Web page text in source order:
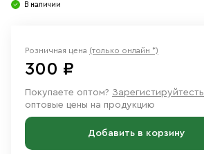
В наличии
Розничная цена (только онлайн *)
300 ₽
Покупаете оптом? Зарегистируйтесть
оптовые цены на продукцию
Добавить в корзину